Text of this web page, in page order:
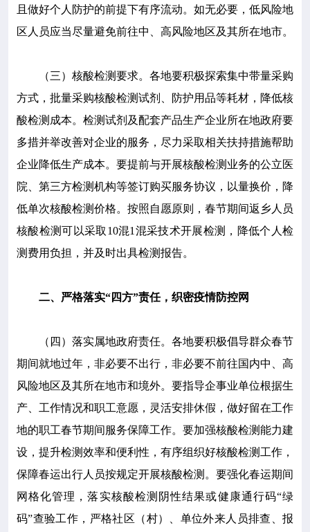
且做好个人防护的前提下有序流动。如无必要，低风险地
区人员应当尽量避免前往中、高风险地区及其所在地市。
（三）核酸检测要求。各地要积极探索集中带量采购
方式，批量采购核酸检测试剂、防护用品等耗材，降低核
酸检测成本。检测试剂及配套产品生产企业所在地政府要
多措并举改善对企业的服务，尽力采取相关扶持措施帮助
企业降低生产成本。要提前与开展核酸检测业务的公立医
院、第三方检测机构等签订购买服务协议，以量换价，降
低单次核酸检测价格。按照自愿原则，春节期间返乡人员
核酸检测可以采取10混1混采技术开展检测，降低个人检
测费用负担，并及时出具检测报告。
二、严格落实“四方”责任，织密疫情防控网
（四）落实属地政府责任。各地要积极倡导群众春节
期间就地过年，非必要不出行，非必要不前往国内中、高
风险地区及其所在地市和境外。要指导企事业单位根据生
产、工作情况和职工意愿，灵活安排休假，做好留在工作
地的职工春节期间服务保障工作。要加强核酸检测能力建
设，提升检测效率和便利性，有序组织好核酸检测工作，
保障春运出行人员按规定开展核酸检测。要强化春运期间
网格化管理，落实核酸检测阴性结果或健康通行码“绿
码”查验工作，严格社区（村）、单位外来人员排查、报